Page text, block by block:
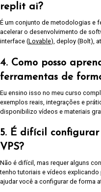
replit ai?
É um conjunto de metodologias e
acelerar o desenvolvimento de
interface (Lovable), deploy (Bolt),
4. Como posso
ferramentas de
Eu ensino isso no meu curso
exemplos reais, integrações e
disponibilizo vídeos e materiais
5. É difícil
VPS?
Não é difícil, mas requer alguns
tenho tutoriais e vídeos
ajudar você a configurar de forma